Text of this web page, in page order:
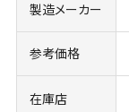
製造メーカー
参考価格
在庫店